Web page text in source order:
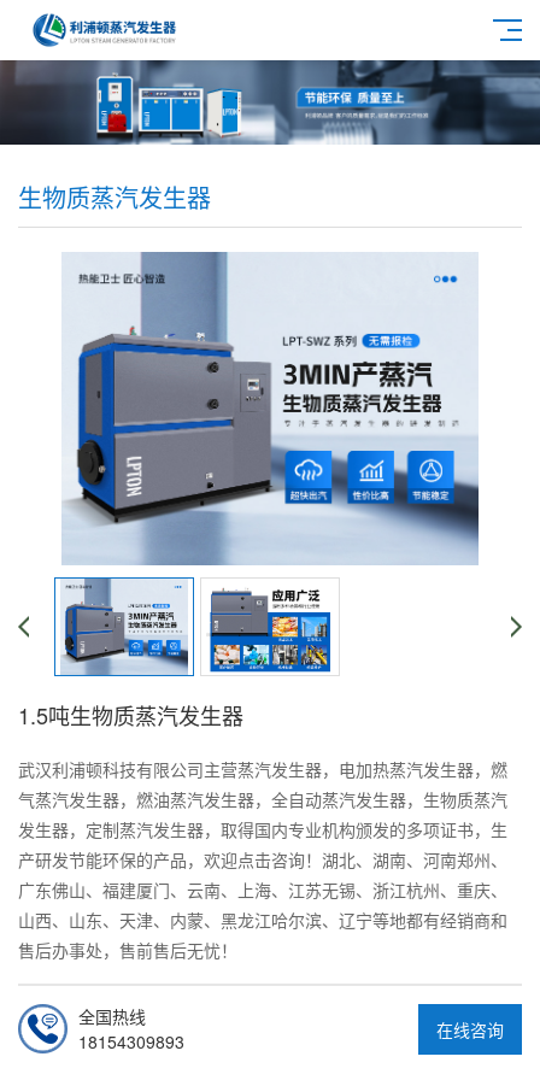
生物质蒸汽发生器
1.5吨生物质蒸汽发生器
武汉利浦顿科技有限公司主营蒸汽发生器，电加热蒸汽发生器，燃
气蒸汽发生器，燃油蒸汽发生器，全自动蒸汽发生器，生物质蒸汽
发生器，定制蒸汽发生器，取得国内专业机构颁发的多项证书，生
产研发节能环保的产品，欢迎点击咨询！湖北、湖南、河南郑州、
广东佛山、福建厦门、云南、上海、江苏无锡、浙江杭州、重庆、
山西、山东、天津、内蒙、黑龙江哈尔滨、辽宁等地都有经销商和
售后办事处，售前售后无忧！
在线咨询
全国热线
18154309893